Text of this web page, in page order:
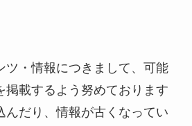
ツ・情報につきまして、可能
掲載するよう努めております
んだり、情報が古くなってい